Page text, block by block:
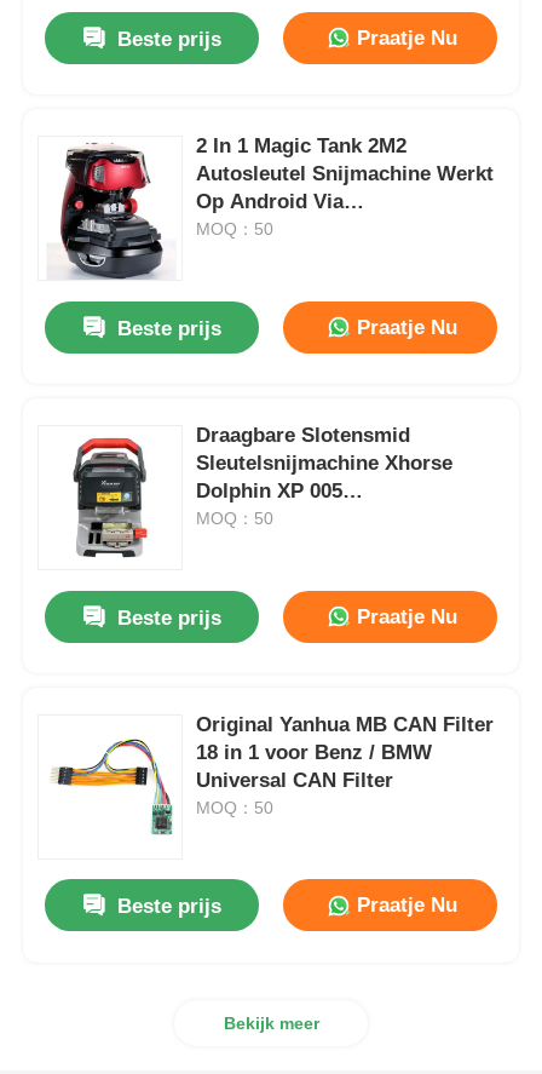
Producten
Videos
Over ons
Kwaliteitscontrole
Contacteer ons
nieuws
Beste prijs Praatje Nu
2 In 1 Magic Tank 2M2
Autosleutel Snijmachine Werkt
Op Android Via
Telefoonverbinding
MOQ：50
Beste prijs Praatje Nu
Draagbare Slotensmid
Sleutelsnijmachine Xhorse
Dolphin XP 005
Sleutelsnijmachine
MOQ：50
Beste prijs Praatje Nu
Original Yanhua MB CAN Filter
18 in 1 voor Benz / BMW
Universal CAN Filter
MOQ：50
Beste prijs Praatje Nu
Bekijk meer